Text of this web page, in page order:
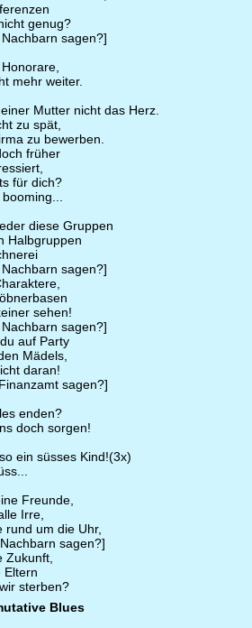
genug?
sagen?]
mehr weiter.
Mutter nicht das Herz.
zu spät,
zu bewerben.
früher
für dich?
diese Gruppen
Halbgruppen
sagen?]
sehen!
sagen?]
auf Party
Mädels,
daran!
sagen?]
enden?
doch sorgen!
ein süsses Kind!(3x)
Freunde,
Irre,
rund um die Uhr,
sagen?]
Zukunft,
Eltern
sterben?
Blues